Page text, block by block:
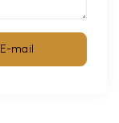
E-mail